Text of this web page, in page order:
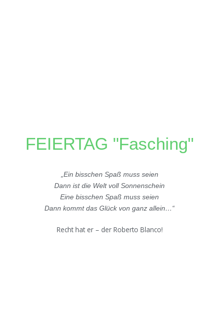
FEIERTAG "Fasching"
„Ein bisschen Spaß muss seien
Dann ist die Welt voll Sonnenschein
Eine bisschen Spaß muss seien
Dann kommt das Glück von ganz allein…“
Recht hat er – der Roberto Blanco!